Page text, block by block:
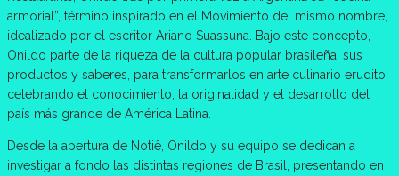
armorial”, término inspirado en el Movimiento del mismo nombre,
idealizado por el escritor Ariano Suassuna. Bajo este concepto,
Onildo parte de la riqueza de la cultura popular brasileña, sus
productos y saberes, para transformarlos en arte culinario erudito,
celebrando el conocimiento, la originalidad y el desarrollo del
país más grande de América Latina.
Desde la apertura de Notiê, Onildo y su equipo se dedican a
investigar a fondo las distintas regiones de Brasil, presentando en